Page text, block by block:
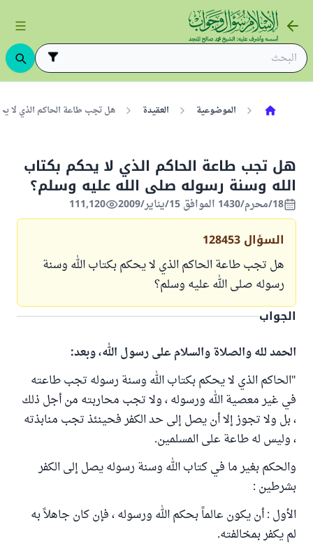
الموضوعية العقيدة هل تجب طاعة الحاكم الذي لا
هل تجب طاعة الحاكم الذي لا يحكم بكتاب
الله وسنة رسوله صلى الله عليه وسلم؟
18/محرم/1430 الموافق 15/يناير/2009 111,120
السؤال 128453
هل تجب طاعة الحاكم الذي لا يحكم بكتاب الله وسنة
رسوله صلى الله عليه وسلم؟
الجواب
الحمد لله والصلاة والسلام على رسول الله، وبعد:
"الحاكم الذي لا يحكم بكتاب الله وسنة رسوله تجب طاعته
في غير معصية الله ورسوله ، ولا تجب محاربته من أجل ذلك
، بل ولا تجوز إلا أن يصل إلى حد الكفر فحينئذ تجب منابذته
، وليس له طاعة على المسلمين.
والحكم بغير ما في كتاب الله وسنة رسوله يصل إلى الكفر
بشرطين :
الأول : أن يكون عالماً بحكم الله ورسوله ، فإن كان جاهلاً به
لم يكفر بمخالفته.